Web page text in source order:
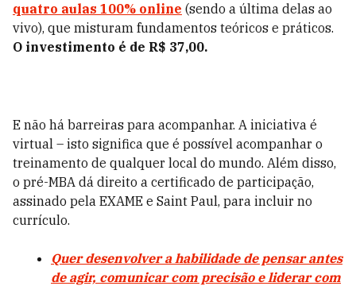
quatro aulas 100% online (sendo a última delas ao
vivo), que misturam fundamentos teóricos e práticos.
O investimento é de R$ 37,00.
E não há barreiras para acompanhar. A iniciativa é
virtual – isto significa que é possível acompanhar o
treinamento de qualquer local do mundo. Além disso,
o pré-MBA dá direito a certificado de participação,
assinado pela EXAME e Saint Paul, para incluir no
currículo.
Quer desenvolver a habilidade de pensar antes
de agir, comunicar com precisão e liderar com